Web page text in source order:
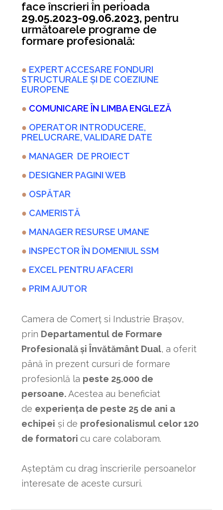
face înscrieri în perioada
29.05.2023-09.06.2023, pentru
următoarele programe de
formare profesională:
● EXPERT ACCESARE FONDURI
STRUCTURALE ȘI DE COEZIUNE
EUROPENE
● COMUNICARE ÎN LIMBA ENGLEZĂ
● OPERATOR INTRODUCERE,
PRELUCRARE, VALIDARE DATE
● MANAGER DE PROIECT
● DESIGNER PAGINI WEB
● OSPĂTAR
● CAMERISTĂ
● MANAGER RESURSE UMANE
● INSPECTOR ÎN DOMENIUL SSM
● EXCEL PENTRU AFACERI
● PRIM AJUTOR
Camera de Comerț si Industrie Brașov,
prin Departamentul de Formare
Profesională și Învătământ Dual, a oferit
până în prezent cursuri de formare
profesionlă la peste 25.000 de
persoane.Acestea au beneficiat
de experiența de peste 25 de ani a
echipei și de profesionalismul celor 120
de formatori cu care colaboram.
Așteptăm cu drag înscrierile persoanelor
interesate de aceste cursuri.